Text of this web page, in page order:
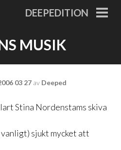
DEEPEDITION
MUSIK
03 27av Deeped
Stina Nordenstams skiva
sjukt mycket att